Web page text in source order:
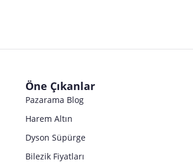
Öne Çıkanlar
Pazarama Blog
Harem Altın
Dyson Süpürge
Bilezik Fiyatları